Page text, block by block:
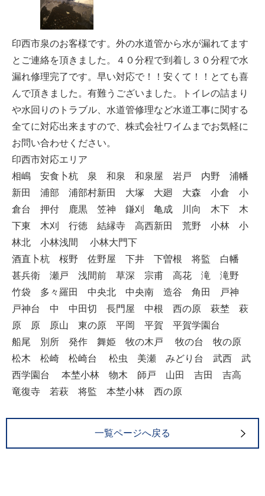
印西市泉のお客様です。外の水道管から水が漏れてます
とご連絡を頂きました。４０分程で到着し３０分程で水
漏れ修理完了です。早い対応で！！安くて！！とても喜
んで頂きました。有難うございました。トイレの詰まり
や水回りのトラブル、水道管修理など水道工事に関する
全てに対応出来ますので、株式会社ワイムまでお気軽に
お問い合わせください。
印西市対応エリア
相嶋 安食卜杭 泉 和泉 和泉屋 岩戸 内野 浦幡
新田 浦部 浦部村新田 大塚 大廻 大森 小倉 小
倉台 押付 鹿黒 笠神 鎌刈 亀成 川向 木下 木
下東 木刈 行徳 結縁寺 高西新田 荒野 小林 小
林北 小林浅間 小林大門下
酒直卜杭 桜野 佐野屋 下井 下曽根 将監 白幡
甚兵衛 瀬戸 浅間前 草深 宗甫 高花 滝 滝野
竹袋 多々羅田 中央北 中央南 造谷 角田 戸神
戸神台 中 中田切 長門屋 中根 西の原 萩埜 萩
原 原 原山 東の原 平岡 平賀 平賀学園台
船尾 別所 発作 舞姫 牧の木戸 牧の台 牧の原
松木 松崎 松崎台 松虫 美瀬 みどり台 武西 武
西学園台 本埜小林 物木 師戸 山田 吉田 吉高
竜復寺 若萩 将監 本埜小林 西の原
一覧ページへ戻る